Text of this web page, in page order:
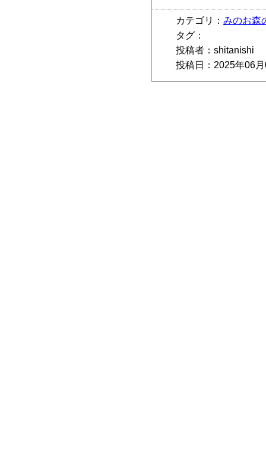
カテゴリ： みのお森
タグ：
投稿者：shitanishi
投稿日：2025年06